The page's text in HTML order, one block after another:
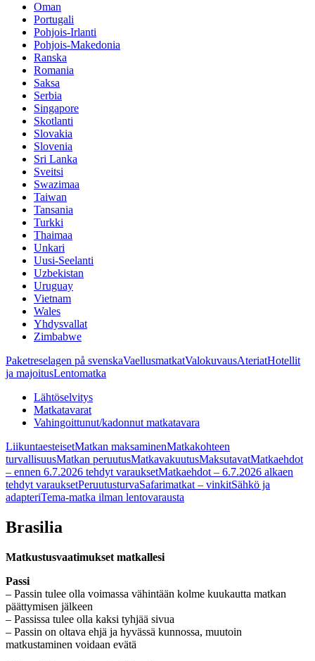
Oman
Portugali
Pohjois-Irlanti
Pohjois-Makedonia
Ranska
Romania
Saksa
Serbia
Singapore
Skotlanti
Slovakia
Slovenia
Sri Lanka
Sveitsi
Swazimaa
Taiwan
Tansania
Turkki
Thaimaa
Unkari
Uusi-Seelanti
Uzbekistan
Uruguay
Vietnam
Wales
Yhdysvallat
Zimbabwe
Paketreselagen på svenskaVaellusmatkatValokuvausAteriatHotellit
ja majoitusLentomatka
Lähtöselvitys
Matkatavarat
Vahingoittunut/kadonnut matkatavara
LiikuntaesteisetMatkan maksaminenMatkakohteen
turvallisuusMatkan peruutusMatkavakuutusMaksutavatMatkaehdot
– ennen 6.7.2026 tehdyt varauksetMatkaehdot – 6.7.2026 alkaen
tehdyt varauksetPeruutusturvaSafarimatkat – vinkitSähkö ja
adapteriTema-matka ilman lentovarausta
Brasilia
Matkustusvaatimukset matkallesi
Passi
– Passin tulee olla voimassa vähintään kolme kuukautta matkan
päättymisen jälkeen
– Passissa tulee olla kaksi tyhjää sivua
– Passin on oltava ehjä ja hyvässä kunnossa, muutoin
matkustaminen voidaan evätä